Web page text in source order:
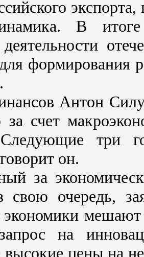
В итоге
деятельности
формирования
Антон
счет
три
он.
за
очередь,
экономики
на
цены на